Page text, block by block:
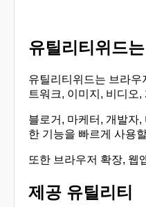
유틸리티위드
유틸리티위드는 브라우
트워크, 이미지, 비디오
블로거, 마케터, 개발자
한 기능을 빠르게 사용
또한 브라우저 확장, 웹
제공 유틸리티